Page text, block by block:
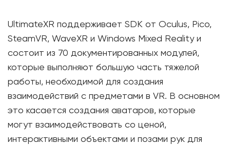
UltimateXR поддерживает SDK от Oculus, Pico,
SteamVR, WaveXR и Windows Mixed Reality и
состоит из 70 документированных модулей,
которые выполняют большую часть тяжелой
работы, необходимой для создания
взаимодействий с предметами в VR. В основном
это касается создания аватаров, которые
могут взаимодействовать со ценой,
интерактивными объектами и позами рук для